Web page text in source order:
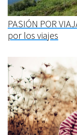
PASIÓN POR
por los viajes